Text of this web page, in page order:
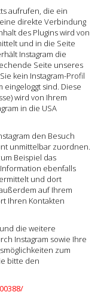
aufrufen, die ein
direkte Verbindung
des Plugins wird von
und in die Seite
Instagram die
Seite unseres
kein Instagram-Profil
sind. Diese
wird von Ihrem
in die USA
den Besuch
unmittelbar zuordnen.
Beispiel das
ebenfalls
und dort
auf Ihrem
Ihren Kontakten
die weitere
Instagram sowie Ihre
zum
bitte den